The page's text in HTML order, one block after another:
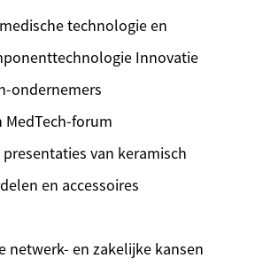
technologie en
Innovatie
ondernemers
MedTech-forum
presentaties van keramisch
en accessoires
netwerk- en zakelijke kansen